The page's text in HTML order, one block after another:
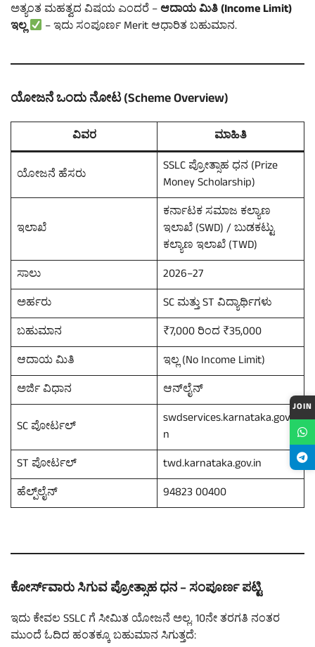
ಅತ್ಯಂತ ಮಹತ್ವದ ವಿಷಯ ಎಂದರೆ –ಆದಾಯ ಮಿತಿ (Income Limit)
ಇಲ್ಲ
– ಇದು ಸಂಪೂರ್ಣ Merit ಆಧಾರಿತ ಬಹುಮಾನ.
ಯೋಜನೆ ಒಂದು ನೋಟ (Scheme Overview)
ವಿವರ ಮಾಹಿತಿ
ಯೋಜನೆ ಹೆಸರು
SSLC ಪ್ರೋತ್ಸಾಹ ಧನ (Prize
Money Scholarship)
ಇಲಾಖೆ
ಕರ್ನಾಟಕ ಸಮಾಜ ಕಲ್ಯಾಣ
ಇಲಾಖೆ (SWD) / ಬುಡಕಟ್ಟು
ಕಲ್ಯಾಣ ಇಲಾಖೆ (TWD)
ಸಾಲು
2026–27
ಅರ್ಹರು
SC ಮತ್ತು ST ವಿದ್ಯಾರ್ಥಿಗಳು
ಬಹುಮಾನ
₹7,000 ರಿಂದ ₹35,000
ಆದಾಯ ಮಿತಿ
ಇಲ್ಲ (No Income Limit)
ಅರ್ಜಿ ವಿಧಾನ
ಆನ್‌ಲೈನ್
SC ಪೋರ್ಟಲ್
swdservices.karnataka.gov.i
n
ST ಪೋರ್ಟಲ್
twd.karnataka.gov.in
ಹೆಲ್ಪ್‌ಲೈನ್
94823 00400
ಕೋರ್ಸ್‌ವಾರು ಸಿಗುವ ಪ್ರೋತ್ಸಾಹ ಧನ – ಸಂಪೂರ್ಣ ಪಟ್ಟಿ
ಇದು ಕೇವಲ SSLC ಗೆ ಸೀಮಿತ ಯೋಜನೆ ಅಲ್ಲ. 10ನೇ ತರಗತಿ ನಂತರ
ಮುಂದೆ ಓದಿದ ಹಂತಕ್ಕೂ ಬಹುಮಾನ ಸಿಗುತ್ತದೆ:
JOIN